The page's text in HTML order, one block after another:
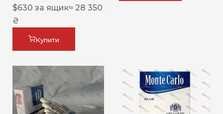
$630 за ящик≈ 28 350
₴
Купити